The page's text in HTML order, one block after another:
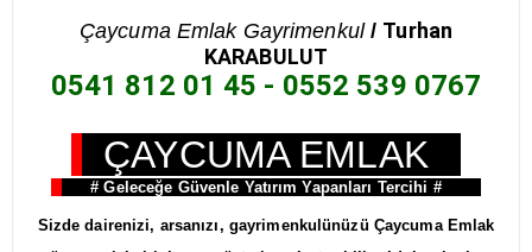
Çaycuma Emlak Gayrimenkul / Turhan
KARABULUT
0541 812 01 45 - 0552 539 0767
ÇAYCUMA EMLAK
# Geleceğe Güvenle Yatırım Yapanları Tercihi #
Sizde dairenizi, arsanızı, gayrimenkulünüzü Çaycuma Emlak